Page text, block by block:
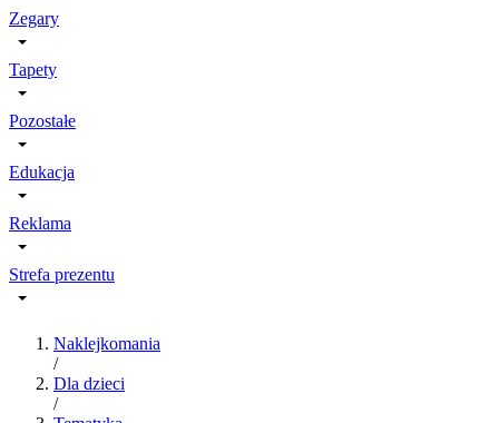
Zegary
Tapety
Pozostałe
Edukacja
Reklama
Strefa prezentu
Naklejkomania
/
Dla dzieci
/